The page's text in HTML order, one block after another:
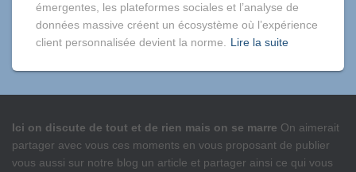
émergentes, les plateformes sociales et l’analyse de
données massive créent un écosystème où l’expérience
client personnalisée devient la norme.
Lire la suite
Ici on discute de tout et de rien mais on se marre On aimerait
partager avec vous ces moments en vous proposant de publier
vous aussi sur notre blog un article et partager ainsi ce qui vous